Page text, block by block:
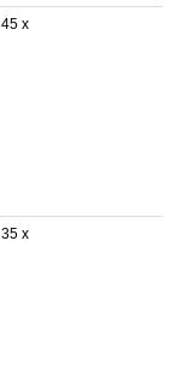
45 x
35 x